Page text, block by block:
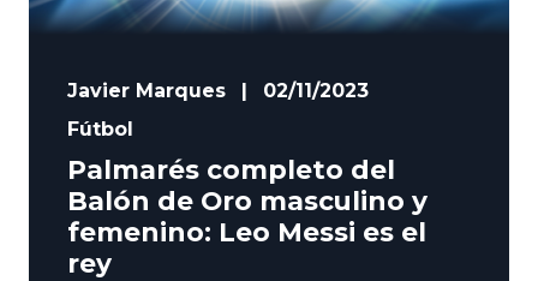
Javier Marques
02/11/2023
Fútbol
Palmarés completo del
Balón de Oro masculino y
femenino: Leo Messi es el
rey